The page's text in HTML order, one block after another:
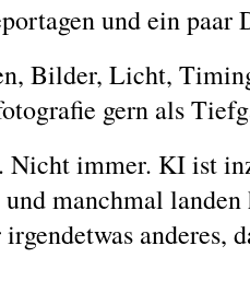
und ein paar
Bilder, Licht,
gern als
Nicht immer. KI ist
manchmal